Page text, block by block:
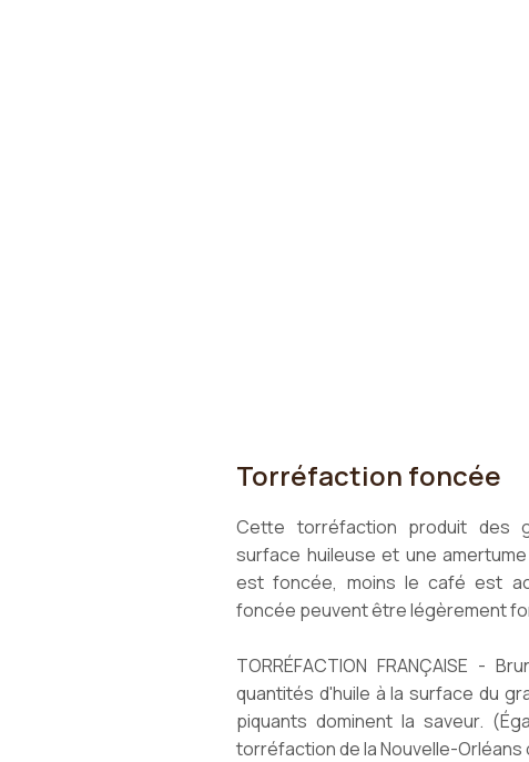
Torréfaction foncée
Cette torréfaction produit des
surface huileuse et une
est foncée, moins le café est
foncée peuvent être légèrement
TORRÉFACTION FRANÇAISE -
quantités d'huile à la surface du
piquants dominent la saveur.
torréfaction de la Nouvelle-Orléans